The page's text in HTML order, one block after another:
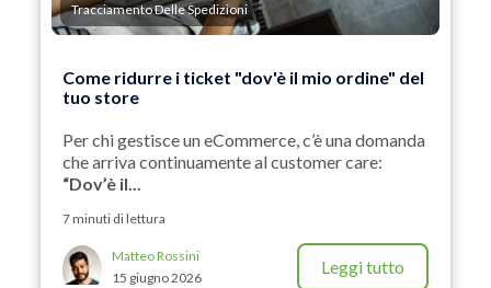
Tracciamento Delle Spedizioni
Come ridurre i ticket "dov'è il mio ordine" del
tuo store
Per chi gestisce un eCommerce, c’è una domanda
che arriva continuamente al customer care:
“Dov’è il...
7 minuti di lettura
Matteo Rossini
15 giugno 2026
Leggi tutto